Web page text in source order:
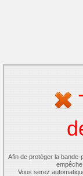
Afin de protéger la
Vous serez